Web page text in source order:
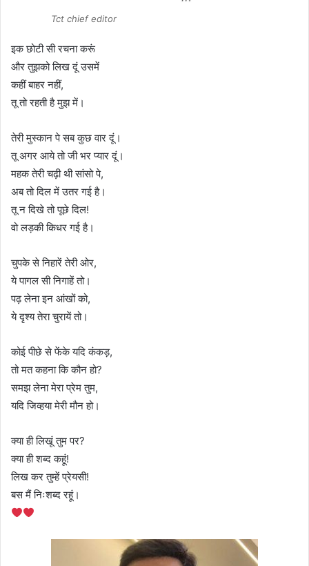
Tct chief editor
इक छोटी सी रचना करूं
और तुझको लिख दूं उसमें
कहीं बाहर नहीं,
तू तो रहती है मुझ में।
तेरी मुस्कान पे सब कुछ वार दूं।
तू अगर आये तो जी भर प्यार दूं।
महक तेरी चढ़ी थी सांसो पे,
अब तो दिल में उतर गई है।
तू न दिखे तो पूछे दिल!
वो लड़की किधर गई है।
चुपके से निहारें तेरी ओर,
ये पागल सी निगाहें तो।
पढ़ लेना इन आंखों को,
ये दृश्य तेरा चुरायें तो।
कोई पीछे से फेंके यदि कंकड़,
तो मत कहना कि कौन हो?
समझ लेना मेरा प्रेम तुम,
यदि जिव्हया मेरी मौन हो।
क्या ही लिखूं तुम पर?
क्या ही शब्द कहूं!
लिख कर तुम्हें प्रेयसी!
बस मैं निःशब्द रहूं।